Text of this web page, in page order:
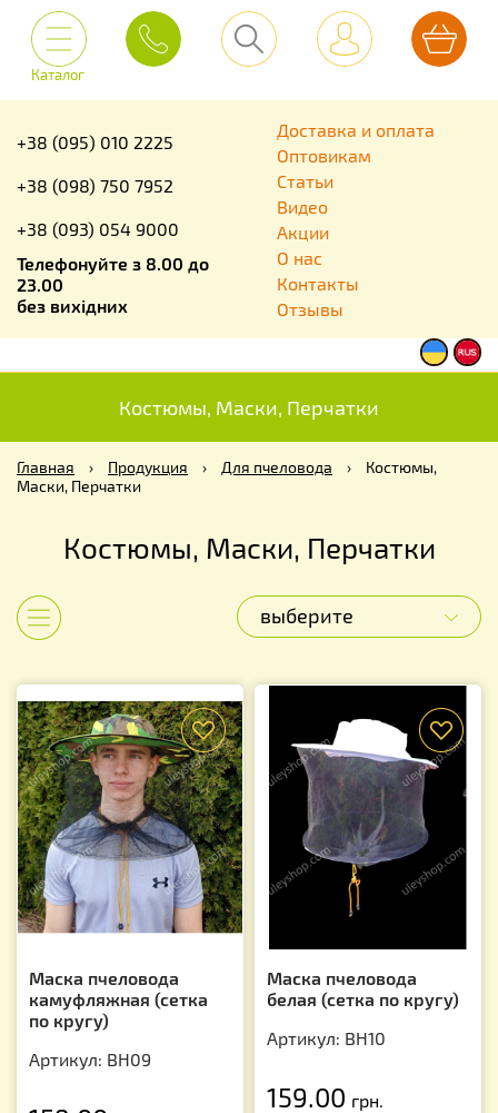
Каталог
+38 (095) 010 2225
+38 (098) 750 7952
+38 (093) 054 9000
Телефонуйте з 8.00 до
23.00
без вихідних
Доставка и оплата
Оптовикам
Статьи
Видео
Акции
О нас
Контакты
Отзывы
Костюмы, Маски, Перчатки
Главная › Продукция › Для пчеловода ›
Костюмы,
Маски, Перчатки
Костюмы, Маски, Перчатки
выберите
f
Маска пчеловода
камуфляжная (сетка
по кругу)
Артикул: BH09
Маска пчеловода
белая (сетка по кругу)
Артикул: BH10
159.00 грн.